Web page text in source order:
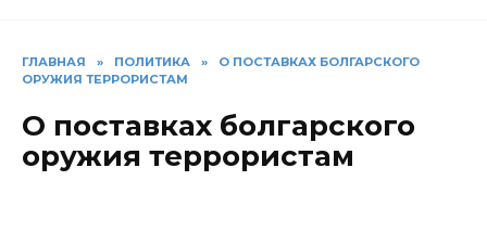
ГЛАВНАЯ » ПОЛИТИКА »
О ПОСТАВКАХ БОЛГАРСКОГО
ОРУЖИЯ ТЕРРОРИСТАМ
О поставках болгарского
оружия террористам